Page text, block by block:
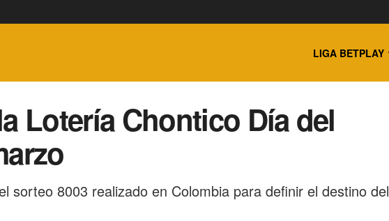
LIGA BETPLAY
Lotería Chontico Día del
sorteo 8003 realizado en Colombia para definir el destino del